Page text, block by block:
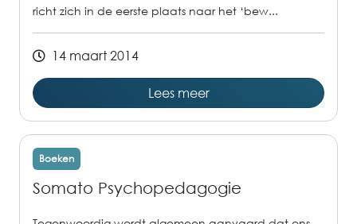
richt zich in de eerste plaats naar het ‘bew...
14 maart 2014
Lees meer
Boeken
Somato Psychopedagogie